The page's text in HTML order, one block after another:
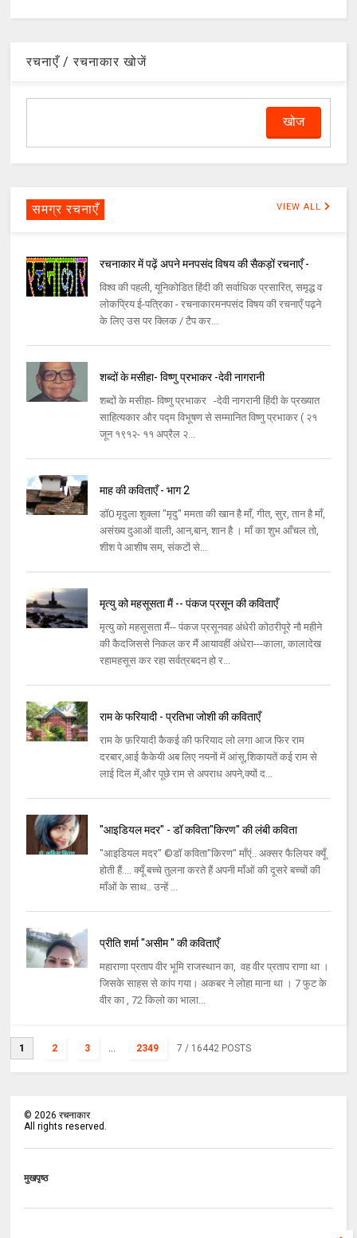
रचनाएँ / रचनाकार खोजें
समग्र रचनाएँ VIEW ALL
रचनाकार में पढ़ें अपने मनपसंद विषय की सैकड़ों रचनाएँ -
विश्व की पहली, यूनिकोडित हिंदी की सर्वाधिक प्रसारित, समृद्ध व
लोकप्रिय ई-पत्रिका - रचनाकारमनपसंद विषय की रचनाएँ पढ़ने
के लिए उस पर क्लिक / टैप कर...
शब्दों के मसीहा- विष्णु प्रभाकर -देवी नागरानी
शब्दों के मसीहा- विष्णु प्रभाकर -देवी नागरानी हिंदी के प्रख्यात
साहित्यकार और पद्म विभूषण से सम्मानित विष्णु प्रभाकर ( २१
जून १९१२- ११ अप्रैल २...
माह की कविताएँ - भाग 2
डॉ0 मृदुला शुक्ला "मृदु" ममता की खान है माँ, गीत, सुर, तान है माँ,
असंख्य दुआओं वाली, आन,बान, शान है । माँ का शुभ आँचल तो,
शीश पे आशीष सम, संकटों से...
मृत्यु को महसूसता मैं -- पंकज प्रसून की कविताएँ
मृत्यु को महसूसता मैं-- पंकज प्रसूनवह अंधेरी कोठरीपूरे नौ महीने
की कैदजिससे निकल कर मैं आयावहीं अंधेरा---काला, कालादेख
रहामहसूस कर रहा सर्वत्रबदन हो र...
राम के फरियादी - प्रतिभा जोशी की कविताएँ
राम के फ़रियादी कैकई की फरियाद लो लगा आज फिर राम
दरबार,आई कैकेयी अब लिए नयनों में आंसू,शिकायतें कई राम से
लाई दिल में,और पूछे राम से अपराध अपने,क्यों द...
"आइडियल मदर" - डॉ कविता"किरण" की लंबी कविता
"आइडियल मदर" ©डॉ कविता"किरण" माँएं.. अक्सर फैलियर क्यूँ
होती हैं.... क्यूँ बच्चे तुलना करते हैं अपनी माँओं की दूसरे बच्चों की
माँओं के साथ.. उन्हें ...
प्रीति शर्मा "असीम " की कविताएँ
महाराणा प्रताप वीर भूमि राजस्थान का, वह वीर प्रताप राणा था ।
जिसके साहस से कांप गया। अकबर ने लोहा माना था । 7 फुट के
वीर का , 72 किलो का भाला...
1 2 3 ... 2349 7 / 16442 POSTS
©2026 रचनाकार
All rights reserved.
मुखपृष्ठ